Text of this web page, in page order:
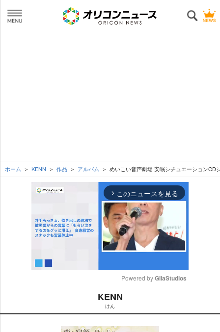
ホーム KENN 作品 アルバム めいこい音声劇場 安眠シチュエーションCD
arrow_forward_ios このニュースを見る
t
e
Powered by GliaStudios
KENN
けん